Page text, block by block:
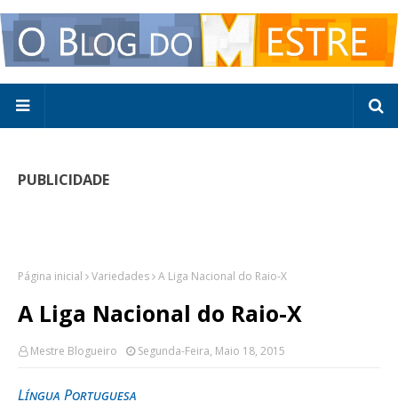
PUBLICIDADE
Página inicial Variedades A Liga Nacional do Raio-X
A Liga Nacional do Raio-X
Mestre Blogueiro Segunda-Feira, Maio 18, 2015
Língua Portuguesa